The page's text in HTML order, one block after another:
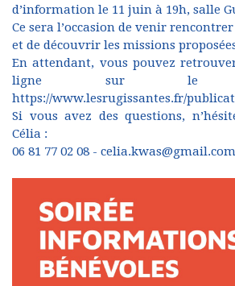
d’information le 11 juin à 19h, salle
Ce sera l’occasion de venir
et de découvrir les missions
En attendant, vous pouvez
ligne sur
https://www.lesrugissantes.fr/
Si vous avez des questions,
Célia :
06 81 77 02 08 - celia.kwas@gmail.com